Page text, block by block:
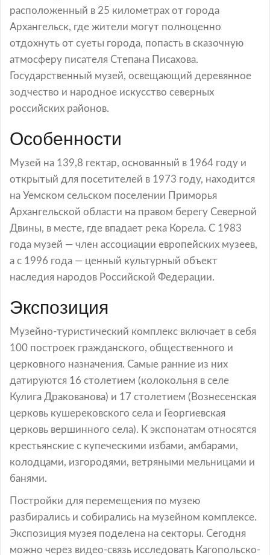
расположенный в 25 километрах от города
Архангельск, где жители могут полноценно
отдохнуть от суеты города, попасть в сказочную
атмосферу писателя Степана Писахова.
Государственный музей, освещающий деревянное
зодчество и народное искусство северных
российских районов.
Особенности
Музей на 139,8 гектар, основанный в 1964 году и
открытый для посетителей в 1973 году, находится
на Уемском сельском поселении Приморья
Архангельской области на правом берегу Северной
Двины, в месте, где впадает река Корела. С 1983
года музей — член ассоциации европейских музеев,
а с 1996 года — ценный культурный объект
наследия народов Российской Федерации.
Экспозиция
Музейно-туристический комплекс включает в себя
100 построек гражданского, общественного и
церковного назначения. Самые ранние из них
датируются 16 столетием (колокольня в селе
Кулига Дракованова) и 17 столетием (Вознесенская
церковь кушерековского села и Георгиевская
церковь вершинного села). К экспонатам относятся
крестьянские с купеческими избами, амбарами,
колодцами, изгородями, ветряными мельницами и
банями.
Постройки для перемещения по музею
разбирались и собирались на музейном комплексе.
Экспозиция музея поделена на секторы. Сегодня
можно через видео-связь исследовать Кагопольско-